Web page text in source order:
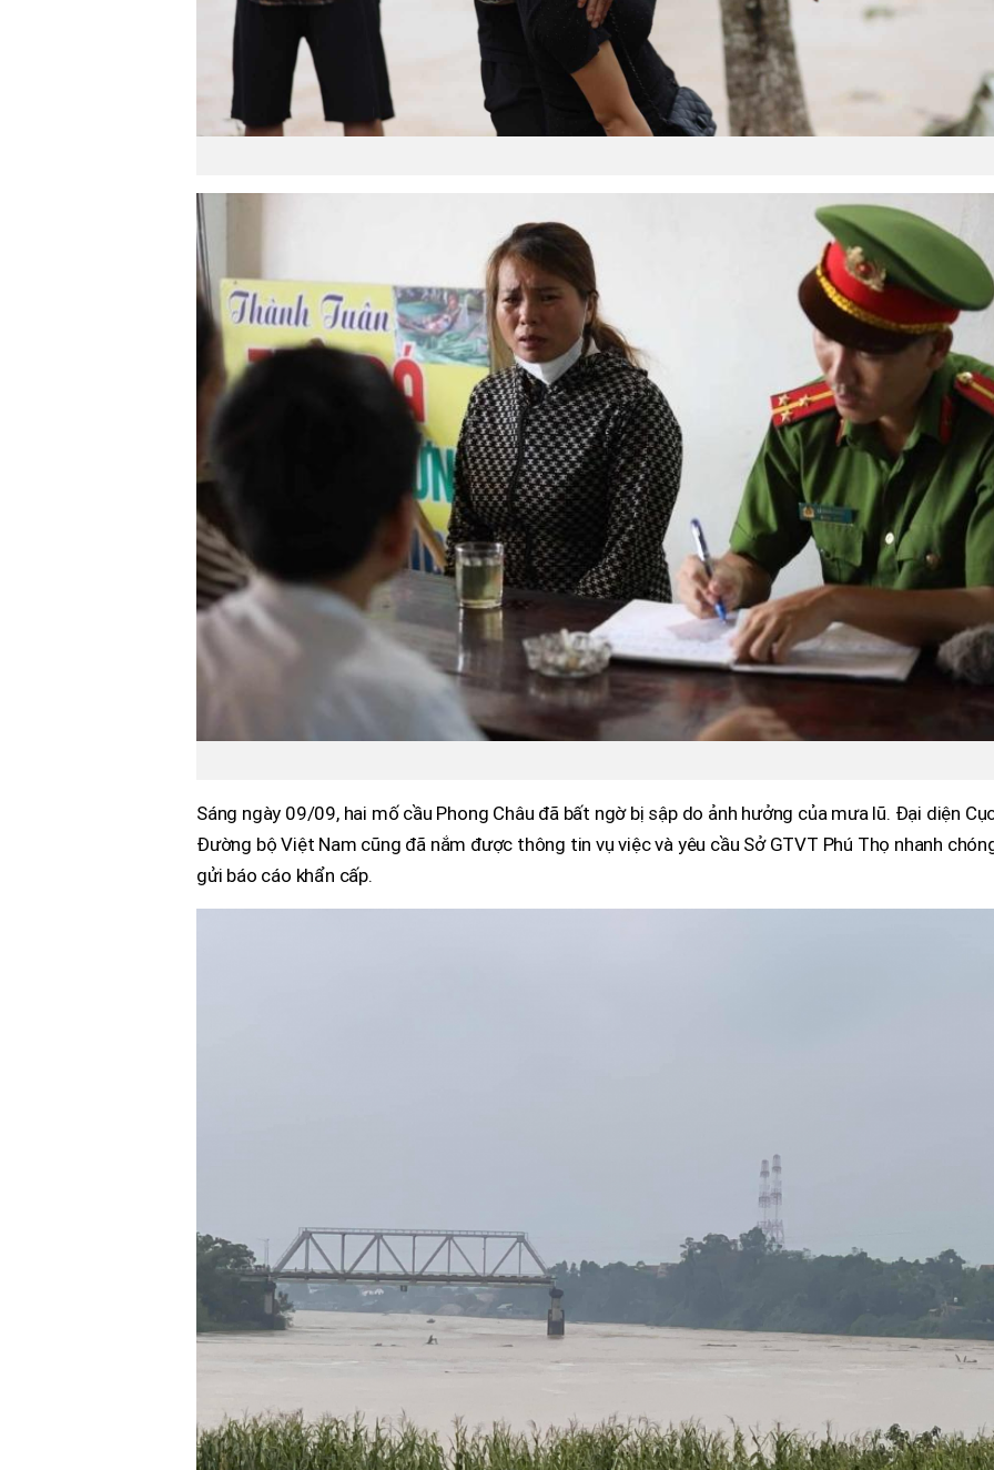
Sáng ngày 09/09, hai mố cầu Phong Châu đã bất ngờ bị sập do ảnh hưởng của mưa lũ. Đại diện
Đường bộ Việt Nam cũng đã nắm được thông tin vụ việc và yêu cầu Sở GTVT Phú Thọ nhanh
gửi báo cáo khẩn cấp.